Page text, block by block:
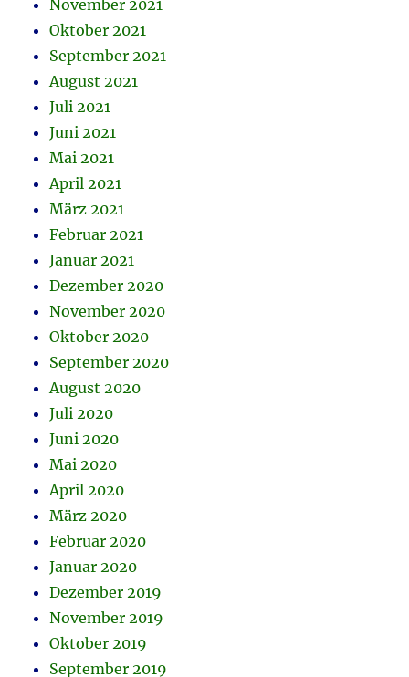
November 2021
Oktober 2021
September 2021
August 2021
Juli 2021
Juni 2021
Mai 2021
April 2021
März 2021
Februar 2021
Januar 2021
Dezember 2020
November 2020
Oktober 2020
September 2020
August 2020
Juli 2020
Juni 2020
Mai 2020
April 2020
März 2020
Februar 2020
Januar 2020
Dezember 2019
November 2019
Oktober 2019
September 2019